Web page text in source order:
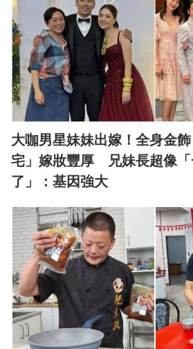
大咖男星妹妹出嫁！全身金
宅」嫁妝豐厚 兄妹長超像「
了」：基因強大